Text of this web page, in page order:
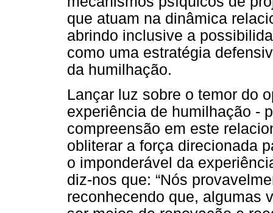
que atuam na dinâmica
abrindo inclusive a
como uma estratégia
da humilhação.
Lançar luz sobre o temor do
experiência de humilhação -
compreensão em este
obliterar a força direcionada
o imponderável da
diz-nos que: “Nós
reconhecendo que, algumas